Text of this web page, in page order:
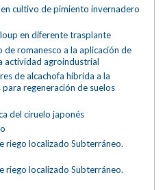
cultivo de pimiento invernadero
en diferente trasplante
romanesco a la aplicación de
actividad agroindustrial
de alcachofa híbrida a la
regeneración de suelos
del ciruelo japonés
riego localizado Subterráneo.
riego localizado Subterráneo.